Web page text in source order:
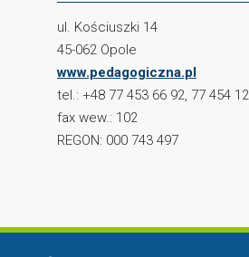
ul. Kościuszki 14
45-062 Opole
www.pedagogiczna.pl
tel.: +48 77 453 66 92, 77 454
fax wew.: 102
REGON: 000 743 497